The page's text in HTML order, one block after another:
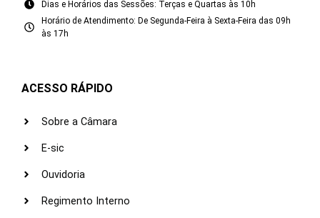
Dias e Horários das Sessões: Terças e Quartas às 10h
Horário de Atendimento: De Segunda-Feira à Sexta-Feira das 09h
às 17h
ACESSO RÁPIDO
Sobre a Câmara
E-sic
Ouvidoria
Regimento Interno